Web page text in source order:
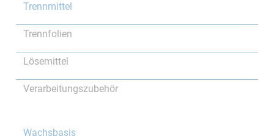
Trennmittel
Trennfolien
Lösemittel
Verarbeitungszubehör
Wachsbasis